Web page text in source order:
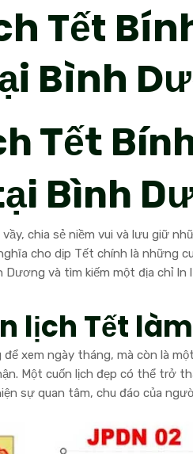
Tết
Bình
Tết
Bình
chia sẻ niềm vui và lưu giữ
cho dịp Tết chính là những
Dương và tìm kiếm một địa chỉ In
lịch Tết
xem ngày tháng, mà còn là
Một cuốn lịch đẹp có thể trở
sự quan tâm, chu đáo của